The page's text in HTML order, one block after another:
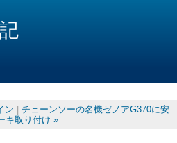
ン
チェーンソーの名機ゼノアG370に安
キ取り付け »